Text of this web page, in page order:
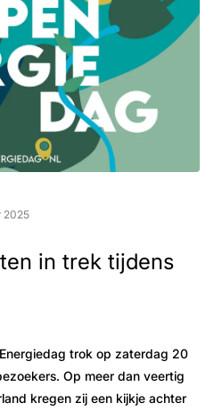
2025
in trek tijdens
trok op zaterdag 20
Op meer dan veertig
kregen zij een kijkje achter